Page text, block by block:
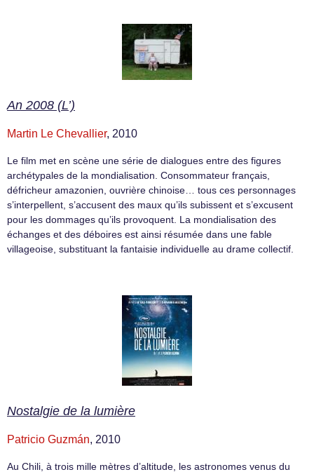
An 2008 (L’)
Martin Le Chevallier, 2010
Le film met en scène une série de dialogues entre des figures
archétypales de la mondialisation. Consommateur français,
défricheur amazonien, ouvrière chinoise… tous ces personnages
s’interpellent, s’accusent des maux qu’ils subissent et s’excusent
pour les dommages qu’ils provoquent. La mondialisation des
échanges et des déboires est ainsi résumée dans une fable
villageoise, substituant la fantaisie individuelle au drame collectif.
Nostalgie de la lumière
Patricio Guzmán, 2010
Au Chili, à trois mille mètres d’altitude, les astronomes venus du